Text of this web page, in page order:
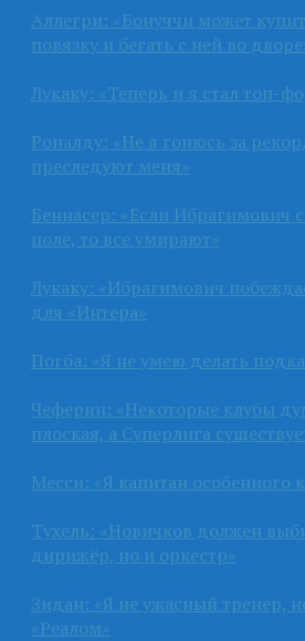
Аллегри: «Бонуччи может
повязку и бегать с ней во
Лукаку: «Теперь и я стал топ-
Роналду: «Не я гонюсь за
преследуют меня»
Беннасер: «Если Ибрагимович
поле, то все умирают»
Лукаку: «Ибрагимович
для «Интера»
Погба: «Я не умею делать
Чеферин: «Некоторые клубы
плоская, а Суперлига
Месси: «Я капитан особенного
Тухель: «Новичков должен
дирижёр, но и оркестр»
Зидан: «Я не ужасный тренер,
«Реалом»